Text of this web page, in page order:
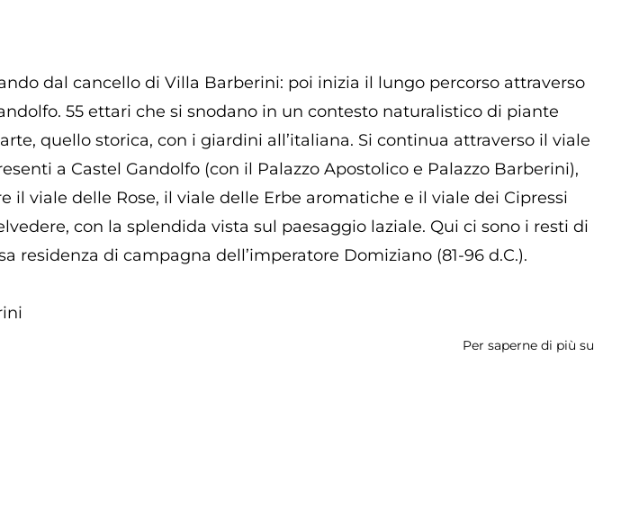
dal cancello di Villa Barberini: poi inizia il lungo percorso attraverso
55 ettari che si snodano in un contesto naturalistico di piante
quello storica, con i giardini all’italiana. Si continua attraverso il viale
a Castel Gandolfo (con il Palazzo Apostolico e Palazzo Barberini),
il viale delle Rose, il viale delle Erbe aromatiche e il viale dei Cipressi
con la splendida vista sul paesaggio laziale. Qui ci sono i resti di
di campagna dell’imperatore Domiziano (81-96 d.C.).
Per saperne di più su